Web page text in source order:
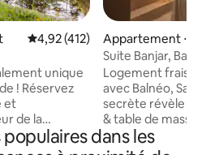
Évaluation moyenne sur la
4,92 (412)
unique
! Réservez
et
de la
toutes les
Appartement ⋅
d'Aubigné
Suite Banjar,
secrète
Logement frais
avec Balnéo,
secrète révèle un
& table de massage. Offrez-
parenthèse de
logement inspiré
dans les